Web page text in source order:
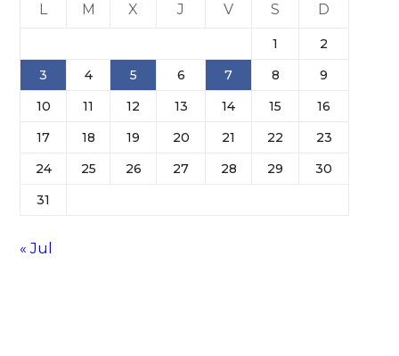
L M X J V S D
1
2
3
4 5 6 7 8
9
10
11 12 13 14 15
16
17
18 19 20 21 22
23
24
25 26 27 28 29
30
31
« Jul